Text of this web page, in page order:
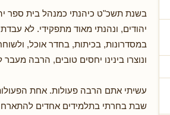
יהודים, ונהנתי מאוד מתפקידי. לא
במסדרונות, בכיתות, בחדר אוכל,
ונוצרו בינינו יחסים טובים, הרבה
עשיתי אתם הרבה פעולות. אחת
שבת בחרתי בתלמידים אחדים להתארח